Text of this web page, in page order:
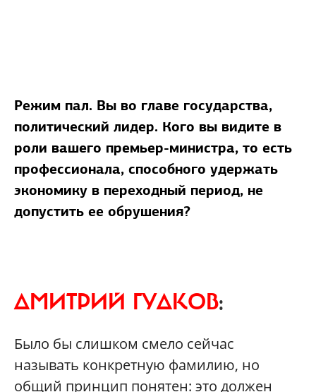
Режим пал. Вы во главе государства,
политический лидер. Кого вы видите в
роли вашего премьер-министра, то есть
профессионала, способного удержать
экономику в переходный период, не
допустить ее обрушения?
ДМИТРИЙ ГУДКОВ:
Было бы слишком смело сейчас
называть конкретную фамилию, но
общий принцип понятен: это должен